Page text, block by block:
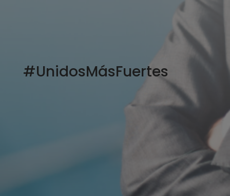
#UnidosMásFuertes